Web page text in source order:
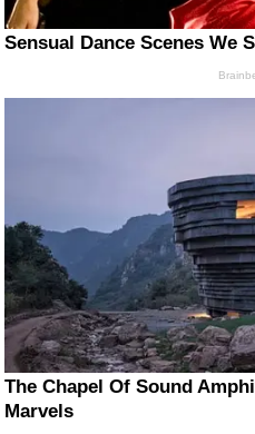
Sensual Dance Scenes We
The Chapel Of Sound
Marvels